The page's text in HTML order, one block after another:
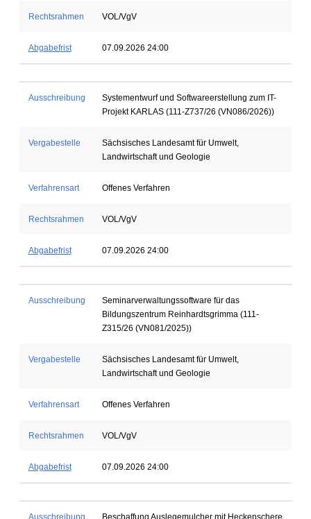
Rechtsrahmen VOL/VgV
Abgabefrist 07.09.2026 24:00
Ausschreibung
Systementwurf und Softwareerstellung zum IT-
Projekt KARLAS (111-Z737/26 (VN086/2026))
Vergabestelle
Sächsisches Landesamt für Umwelt,
Landwirtschaft und Geologie
Verfahrensart Offenes Verfahren
Rechtsrahmen VOL/VgV
Abgabefrist 07.09.2026 24:00
Ausschreibung
Seminarverwaltungssoftware für das
Bildungszentrum Reinhardtsgrimma (111-
Z315/26 (VN081/2025))
Vergabestelle
Sächsisches Landesamt für Umwelt,
Landwirtschaft und Geologie
Verfahrensart Offenes Verfahren
Rechtsrahmen VOL/VgV
Abgabefrist 07.09.2026 24:00
Ausschreibung Beschaffung Auslegemulcher mit Heckenschere